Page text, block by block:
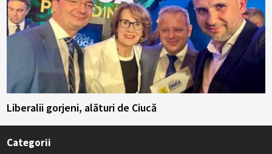
Liberalii gorjeni, alături de Ciucă
Categorii